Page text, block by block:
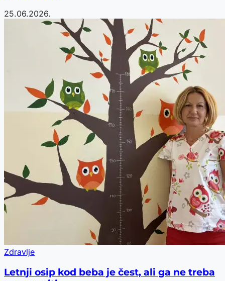
25.06.2026.
Zdravlje
Letnji osip kod beba je čest, ali ga ne treba